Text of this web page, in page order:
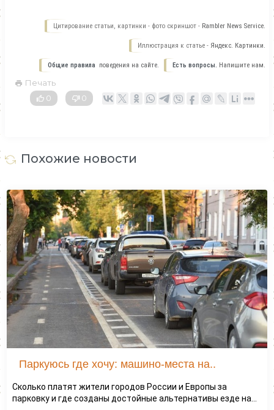
Цитирование статьи, картинки - фото скриншот - Rambler News Service.
Иллюстрация к статье - Яндекс. Картинки.
Есть вопросы. Напишите нам.
Общие правила поведения на сайте.
Печать
0
0
Похожие новости
Паркуюсь где хочу: машино-места на..
Сколько платят жители городов России и Европы за
парковку и где созданы достойные альтернативы езде на...